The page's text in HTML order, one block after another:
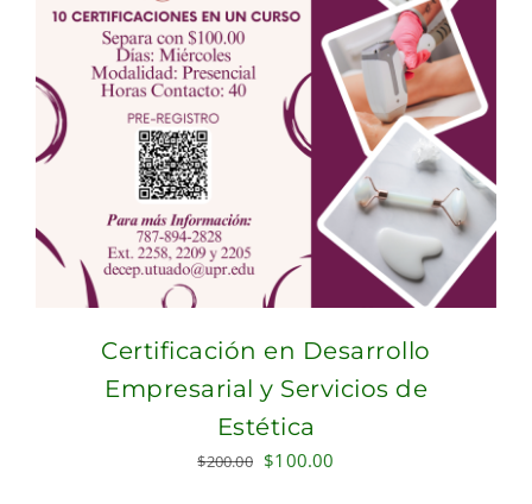
Certificación en Desarrollo
Empresarial y Servicios de
Estética
$200.00 Original
$100.00